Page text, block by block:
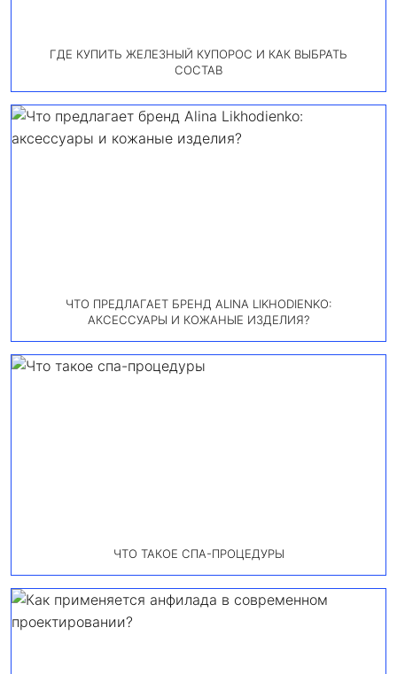
ГДЕ КУПИТЬ ЖЕЛЕЗНЫЙ КУПОРОС И КАК ВЫБРАТЬ
СОСТАВ
ЧТО ПРЕДЛАГАЕТ БРЕНД ALINA LIKHODIENKO:
АКСЕССУАРЫ И КОЖАНЫЕ ИЗДЕЛИЯ?
ЧТО ТАКОЕ СПА-ПРОЦЕДУРЫ